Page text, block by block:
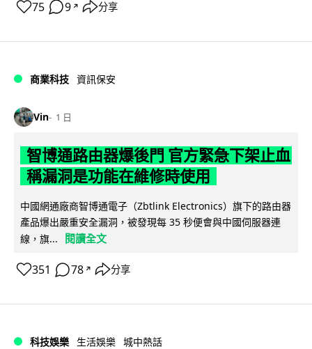
75 9 ↗ 分享
商業科技 資訊保安
Vin 1 日
智博通路由器爆後門 官方緊急下架止血
稱漏洞是功能在維修時使用
中國網通廠商智博通電子（Zbtlink Electronics）旗下的路由器
產品爆出嚴重安全漏洞，被發現每 35 秒便會與中國伺服器連
線，旗...
閱讀全文
351 78 ↗ 分享
科技娛樂 生活娛樂 城中熱話